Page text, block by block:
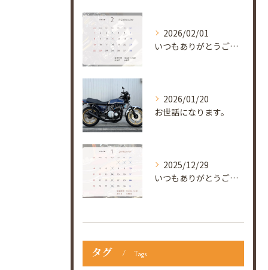
2026/02/01
いつもありがとうございます😊
2026/01/20
お世話になります。
2025/12/29
いつもありがとうございます😊
タグ Tags